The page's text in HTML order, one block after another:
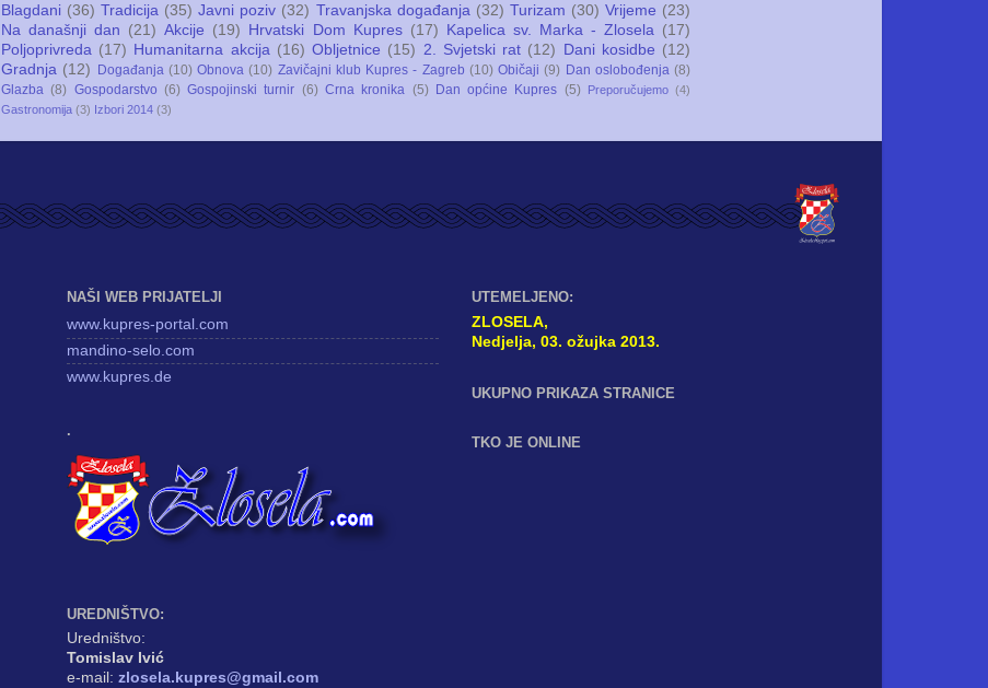
Blagdani (36) Tradicija (35) Javni poziv (32) Travanjska događanja (32) Turizam (30) Vrijeme (23)
Na današnji dan (21) Akcije (19) Hrvatski Dom Kupres (17) Kapelica sv. Marka - Zlosela (17)
Poljoprivreda (17) Humanitarna akcija (16) Obljetnice (15) 2. Svjetski rat (12) Dani kosidbe (12)
Gradnja (12) Događanja (10) Obnova (10) Zavičajni klub Kupres - Zagreb (10) Običaji (9) Dan oslobođenja (8)
Glazba (8) Gospodarstvo (6) Gospojinski turnir (6) Crna kronika (5) Dan općine Kupres (5) Preporučujemo (4)
Gastronomija (3) Izbori 2014 (3)
NAŠI WEB PRIJATELJI
www.kupres-portal.com
mandino-selo.com
www.kupres.de
.
UREDNIŠTVO:
Uredništvo:
Tomislav Ivić
e-mail: zlosela.kupres@gmail.com
UTEMELJENO:
ZLOSELA,
Nedjelja, 03. ožujka 2013.
UKUPNO PRIKAZA STRANICE
TKO JE ONLINE